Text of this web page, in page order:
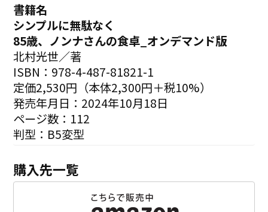
書籍名
シンプルに無駄なく
85歳、ノンナさんの食卓_オンデマンド版
北村光世／著
ISBN：978-4-487-81821-1
定価2,530円（本体2,300円＋税10%）
発売年月日：2024年10月18日
ページ数：112
判型：B5変型
購入先一覧